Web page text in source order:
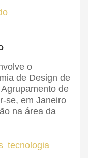
o
de Design de
de
se, em Janeiro
na área da
tecnologia